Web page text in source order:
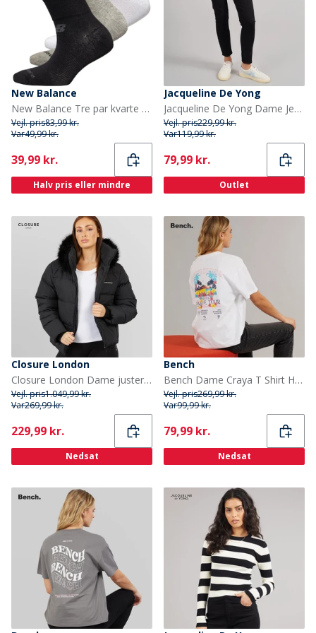
New Balance
New Balance Tre par kvarte strømper Sort/Grå/Hvid
Vejl. pris83,99 kr.
Var49,99 kr.
Current
39,99 kr.
Halv pris eller mindre
Jacqueline De Yong
Jacqueline De Yong Dame Jeans Måne Skinny Black Denim
Vejl. pris229,99 kr.
Var119,99 kr.
Current
79,99 kr.
Outlet
Closure London
Closure London Dame justerbar talje dunjakke med imiteret pels hætte Sort
Vejl. pris1.049,99 kr.
Var269,99 kr.
Current
229,99 kr.
Nedsat
Bench
Bench Dame Craya T Shirt Hvid
Vejl. pris269,99 kr.
Var99,99 kr.
Current
79,99 kr.
Nedsat